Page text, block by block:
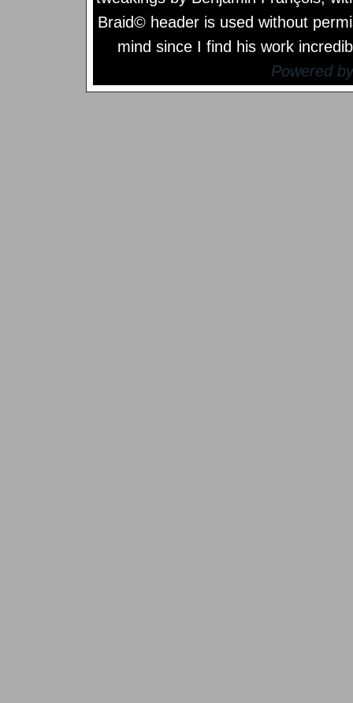
Braid© header is used without
mind since I find his work
Powered